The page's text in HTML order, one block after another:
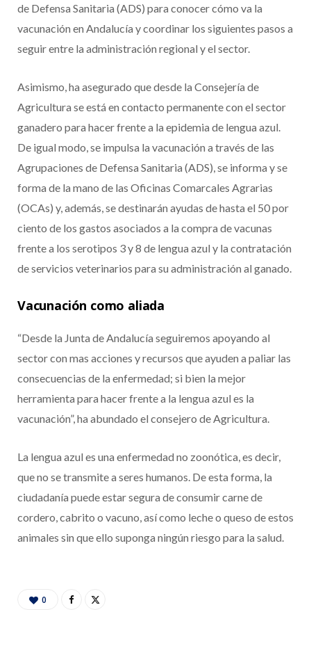
de Defensa Sanitaria (ADS) para conocer cómo va la
vacunación en Andalucía y coordinar los siguientes pasos a
seguir entre la administración regional y el sector.
Asimismo, ha asegurado que desde la Consejería de
Agricultura se está en contacto permanente con el sector
ganadero para hacer frente a la epidemia de lengua azul.
De igual modo, se impulsa la vacunación a través de las
Agrupaciones de Defensa Sanitaria (ADS), se informa y se
forma de la mano de las Oficinas Comarcales Agrarias
(OCAs) y, además, se destinarán ayudas de hasta el 50 por
ciento de los gastos asociados a la compra de vacunas
frente a los serotipos 3 y 8 de lengua azul y la contratación
de servicios veterinarios para su administración al ganado.
Vacunación como aliada
“Desde la Junta de Andalucía seguiremos apoyando al
sector con mas acciones y recursos que ayuden a paliar las
consecuencias de la enfermedad; si bien la mejor
herramienta para hacer frente a la lengua azul es la
vacunación”, ha abundado el consejero de Agricultura.
La lengua azul es una enfermedad no zoonótica, es decir,
que no se transmite a seres humanos. De esta forma, la
ciudadanía puede estar segura de consumir carne de
cordero, cabrito o vacuno, así como leche o queso de estos
animales sin que ello suponga ningún riesgo para la salud.
0